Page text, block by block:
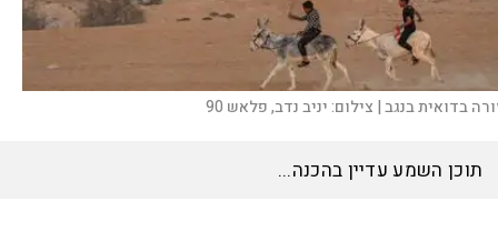
בדואית בנגב | צילום:יניב נדב, פלאש 90